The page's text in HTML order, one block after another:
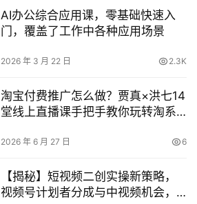
AI办公综合应用课，零基础快速入
门，覆盖了工作中各种应用场景
2026 年 3 月 22 日 2.3K
淘宝付费推广怎么做？贾真×洪七14
堂线上直播课手把手教你玩转淘系
2026 年 6 月 27 日 6
【揭秘】短视频二创实操新策略，
视频号计划者分成与中视频机会，